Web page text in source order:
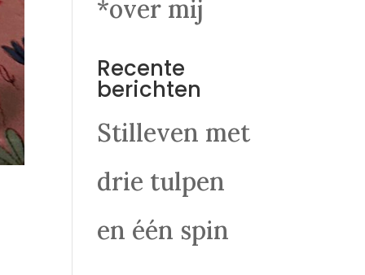
*over mij
Recente
berichten
Stilleven met
drie tulpen
en één spin